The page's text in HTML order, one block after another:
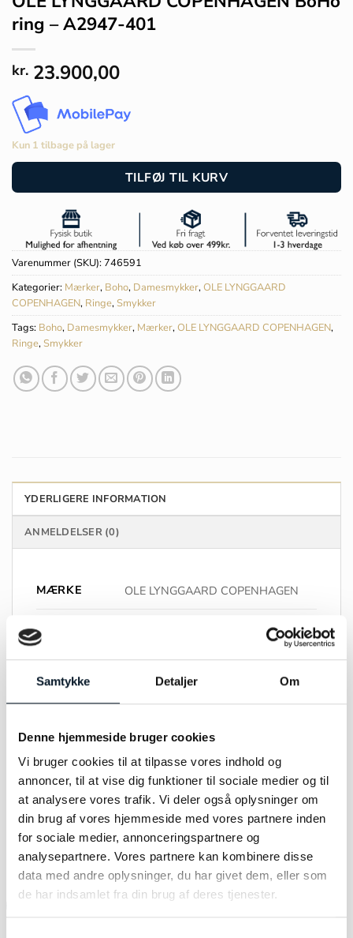
Samtykke Detaljer Om
Denne hjemmeside bruger cookies
Vi bruger cookies til at tilpasse vores indhold og
annoncer, til at vise dig funktioner til sociale medier og til
at analysere vores trafik. Vi deler også oplysninger om
din brug af vores hjemmeside med vores partnere inden
for sociale medier, annonceringspartnere og
analysepartnere. Vores partnere kan kombinere disse
data med andre oplysninger, du har givet dem, eller som
de har indsamlet fra din brug af deres tjenester.
ring – A2947-401
kr. 23.900,00
Kun 1 tilbage på lager
TILFØJ TIL KURV
Varenummer (SKU):746591
Kategorier: Mærker, Boho, Damesmykker,OLE LYNGGAARD
COPENHAGEN, Ringe, Smykker
Tags: Boho, Damesmykker, Mærker,OLE LYNGGAARD COPENHAGEN,
Ringe, Smykker
YDERLIGERE INFORMATION
ANMELDELSER (0)
MÆRKE OLE LYNGGAARD COPENHAGEN
FARVE
MATERIALE 18kt
STEN tw.vs.0,008ct
STØRRELSE 53
RELATEREDE VARER